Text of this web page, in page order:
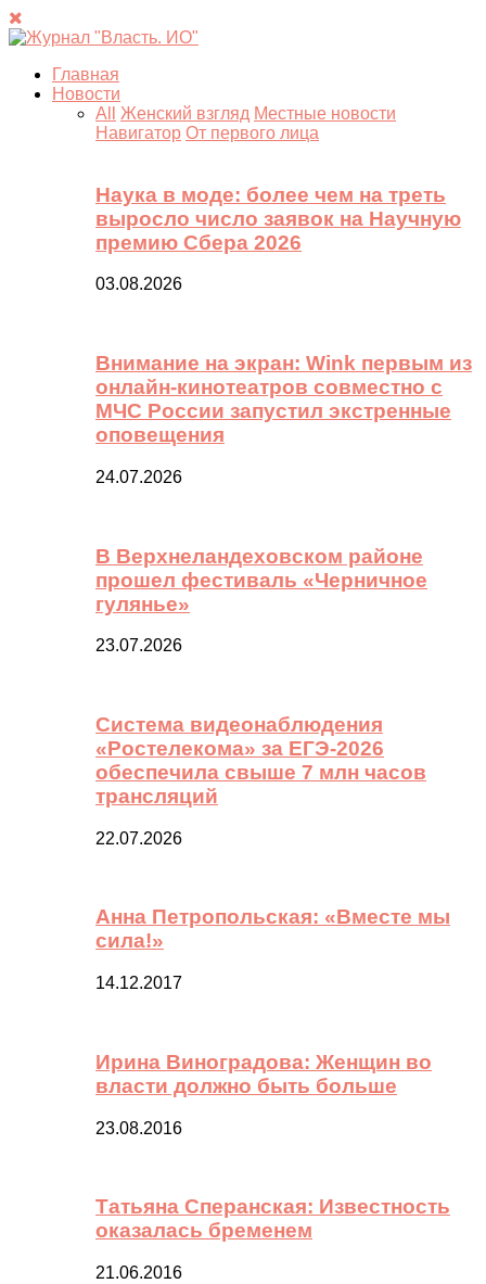
Главная
Новости
All
Женский взгляд Местные новости
Навигатор От первого лица
Наука в моде: более чем на треть
выросло число заявок на Научную
премию Сбера 2026
03.08.2026
Внимание на экран: Wink первым из
онлайн-кинотеатров совместно с
МЧС России запустил экстренные
оповещения
24.07.2026
В Верхнеландеховском районе
прошел фестиваль «Черничное
гулянье»
23.07.2026
Система видеонаблюдения
«Ростелекома» за ЕГЭ-2026
обеспечила свыше 7 млн часов
трансляций
22.07.2026
Анна Петропольская: «Вместе мы
сила!»
14.12.2017
Ирина Виноградова: Женщин во
власти должно быть больше
23.08.2016
Татьяна Сперанская: Известность
оказалась бременем
21.06.2016